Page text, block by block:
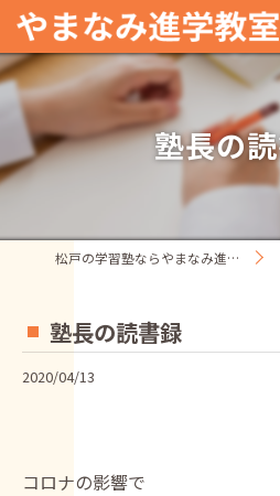
塾長の
松戸の学習塾ならやまなみ進学教室
塾長の読書録
2020/04/13
コロナの影響で